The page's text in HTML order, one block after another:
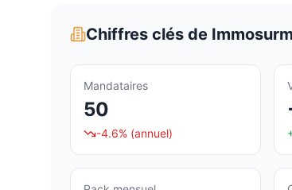
Chiffres clés de
Mandataires
50
-4.6% (annuel)